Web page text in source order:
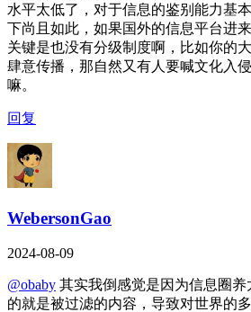
水平太低了，对于信息的鉴别能力基
下尚且如此，如果国外的信息平台进
关键是也没有分级制度啊，比如你的
肆意传播，那自然又有人要喊文化入
嘛。
回复
WebersonGao
2024-08-09
@obaby 其实我倒感觉是因为信息圈养
的就是被过滤的内容，导致对世界的